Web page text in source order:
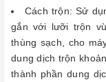
Cách trộn: Sử
gắn với lưỡi trộn
thùng sạch, cho
dung dịch trộn
thành phần dung